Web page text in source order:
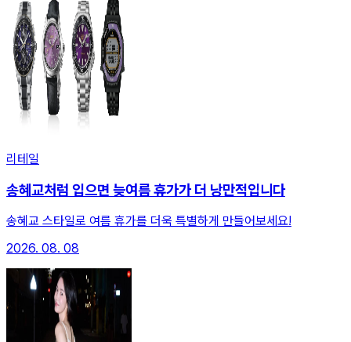
리테일
송혜교처럼 입으면 늦여름 휴가가 더 낭만적입니다
송혜교 스타일로 여름 휴가를 더욱 특별하게 만들어보세요!
2026. 08. 08